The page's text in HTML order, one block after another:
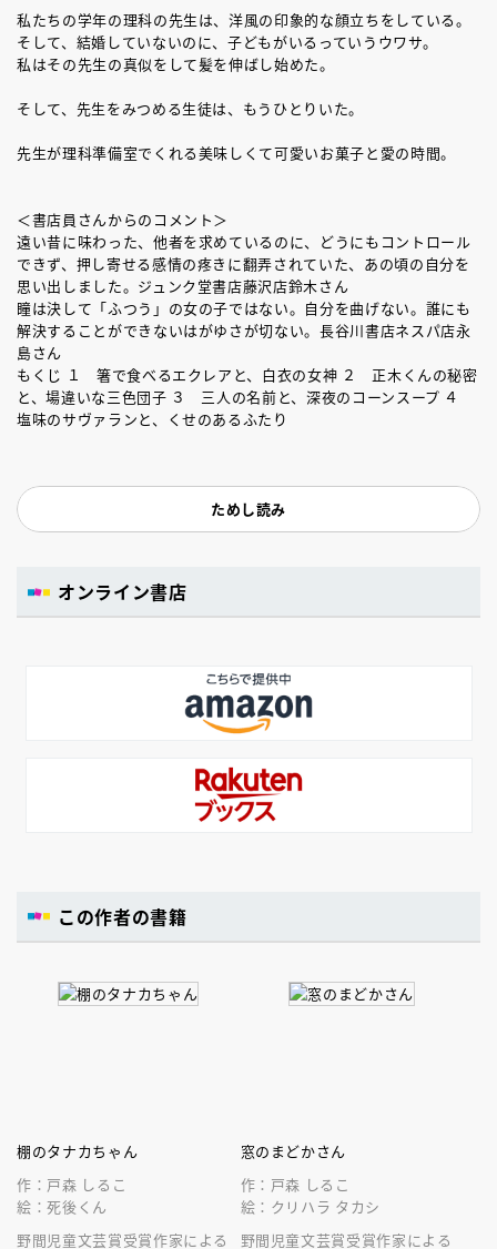
私たちの学年の理科の先生は、洋風の印象的な顔立ちをしている。
そして、結婚していないのに、子どもがいるっていうウワサ。
私はその先生の真似をして髪を伸ばし始めた。
そして、先生をみつめる生徒は、もうひとりいた。
先生が理科準備室でくれる美味しくて可愛いお菓子と愛の時間。
＜書店員さんからのコメント＞
遠い昔に味わった、他者を求めているのに、どうにもコントロール
できず、押し寄せる感情の疼きに翻弄されていた、あの頃の自分を
思い出しました。ジュンク堂書店藤沢店鈴木さん
瞳は決して「ふつう」の女の子ではない。自分を曲げない。誰にも
解決することができないはがゆさが切ない。長谷川書店ネスパ店永
島さん
もくじ １ 箸で食べるエクレアと、白衣の女神 ２ 正木くんの秘密
と、場違いな三色団子 ３ 三人の名前と、深夜のコーンスープ ４
塩味のサヴァランと、くせのあるふたり
ためし読み
オンライン書店
この作者の書籍
棚のタナカちゃん
作：戸森 しるこ
絵：死後くん
野間児童文芸賞受賞作家による
窓のまどかさん
作：戸森 しるこ
絵：クリハラ タカシ
野間児童文芸賞受賞作家による